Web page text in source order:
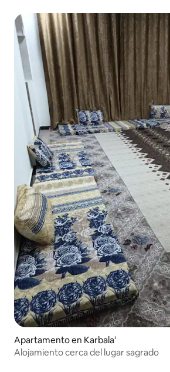
Apartamento en Karbala'
Alojamiento cerca del lugar sagrado